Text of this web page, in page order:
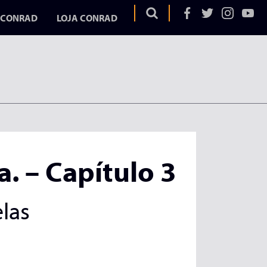
LOJA CONRAD
– Capítulo 3